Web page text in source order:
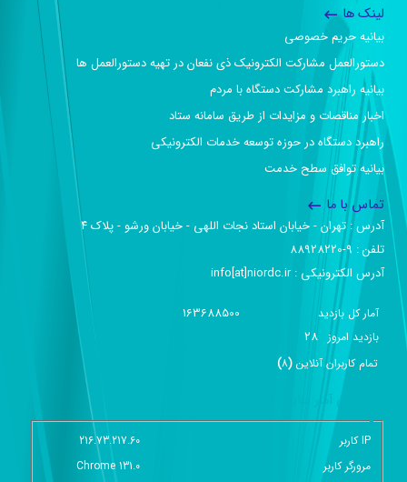
لینک ها
بیانیه حریم خصوصی
دستورالعمل مشارکت الکترونیک ذی نفعان در تهیه دستورالعمل ها
بیانیه راهبرد مشارکت دستگاه با مردم
اخبار مناقصات و مزایدات از طریق سامانه ستاد
راهبرد دستگاه در حوزه توسعه خدمات الکترونیکی
بیانیه توافق سطح خدمت
تماس با ما
آدرس :‌ تهران - خیابان استاد نجات اللهی - خیابان ورشو - پلاک ۴
تلفن :‌ 9-88928220
آدرس الکترونیکی :‌ info[at]niordc.ir
آمار کل بازدید 163688500
بازديد امروز 28
تمام کاربران آنلاين (
8
)
IP کاربر
216.73.217.60
مرورگر کاربر
Chrome 131.0